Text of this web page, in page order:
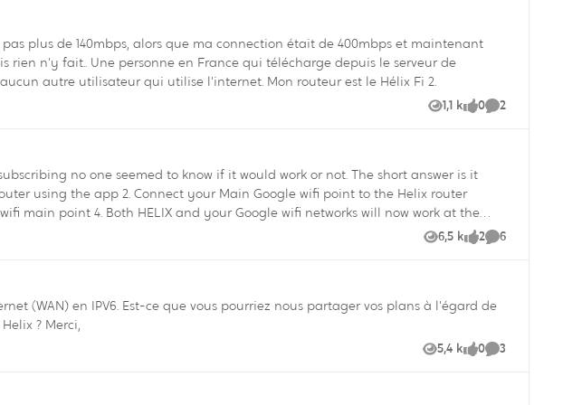
n'y fait.. Une personne en France qui télécharge depuis le serveur de
autre utilisateur qui utilise l'internet. Mon routeur est le Hélix Fi 2.
1,1 k
Vues 0
like 2
no one seemed to know if it would work or not. The short answer is it
6,5 k
Vues 2
likes 6
cette fonctionnalité, à savoir quel est l'horizon pour que nous puissions enfin avoir ceci sur Helix ? Merci,
5,4 k
Vues 0
like 3